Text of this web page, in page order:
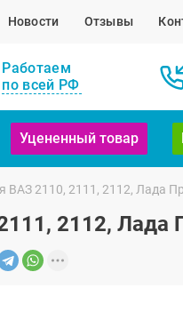
Новости Отзывы
Работаем
по всей РФ
Уцененный товар
ВАЗ 2110, 2111, 2112, Лада
2112, Лада